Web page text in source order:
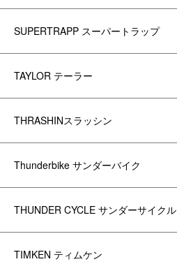
SUPERTRAPP スーパートラップ
TAYLOR テーラー
THRASHINスラッシン
Thunderbike サンダーバイク
THUNDER CYCLE サンダーサイクル
TIMKEN ティムケン